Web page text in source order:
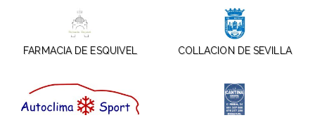
FARMACIA DE ESQUIVEL COLLACION DE SEVILLA